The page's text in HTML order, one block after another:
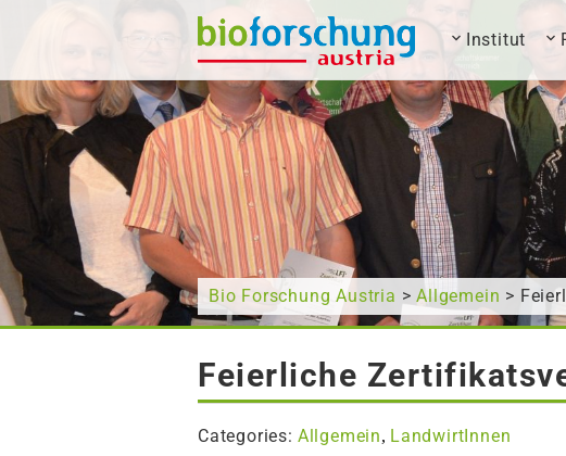
What are you looking for? Institut
Bio Forschung Austria >Allgemein >
Feierliche
Categories: Allgemein, LandwirtInnen